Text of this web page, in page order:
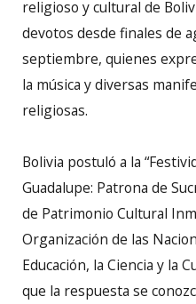
religioso y cultural de
devotos desde finales de
septiembre, quienes
la música y diversas
religiosas.
Bolivia postuló a la
Guadalupe: Patrona de
de Patrimonio Cultural
Organización de las
Educación, la Ciencia y la
que la respuesta se